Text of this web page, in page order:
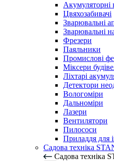
Акумуляторні
Цвяхозабивачі
Зварювальні
Зварювальні
Фрезери
Паяльники
Промислові
Міксери
Ліхтарі
Детектори
Вологоміри
Дальноміри
Лазери
Вентилятори
Пилососи
Приладдя для
Садова техніка
Садова техніка